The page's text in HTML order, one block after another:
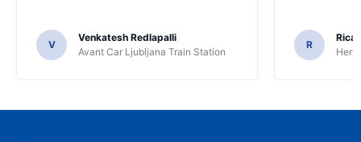
V
Venkatesh Redlapalli
Avant Car Ljubljana Train Station
R